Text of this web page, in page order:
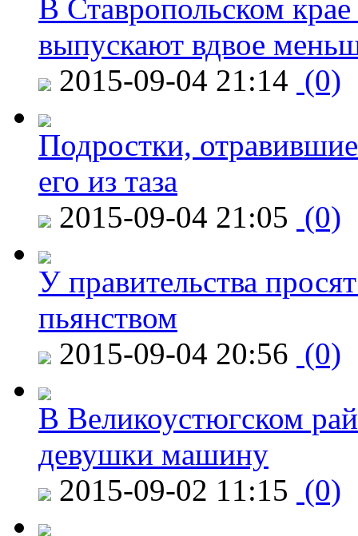
В Ставропольском
выпускают вдвое
2015-09-04 21:14 (0)
Подростки,
его из таза
2015-09-04 21:05 (0)
У правительства
пьянством
2015-09-04 20:56 (0)
В Великоустюгском
девушки машину
2015-09-02 11:15 (0)